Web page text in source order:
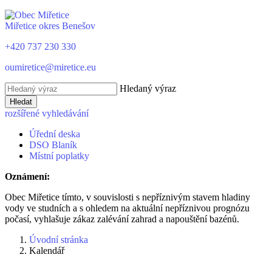
Miřetice okres Benešov
+420 737 230 330
oumiretice@miretice.eu
Hledaný výraz
Hledat
rozšířené vyhledávání
Úřední deska
DSO Blaník
Místní poplatky
Oznámení:
Obec Miřetice tímto, v souvislosti s nepříznivým stavem hladiny
vody ve studních a s ohledem na aktuální nepříznivou prognózu
počasí, vyhlašuje zákaz zalévání zahrad a napouštění bazénů.
Úvodní stránka
Kalendář